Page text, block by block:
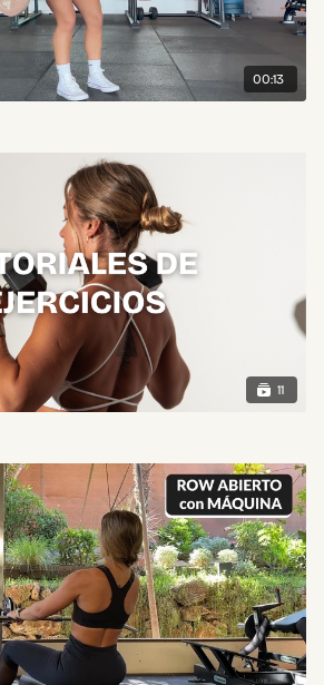
00:13
11